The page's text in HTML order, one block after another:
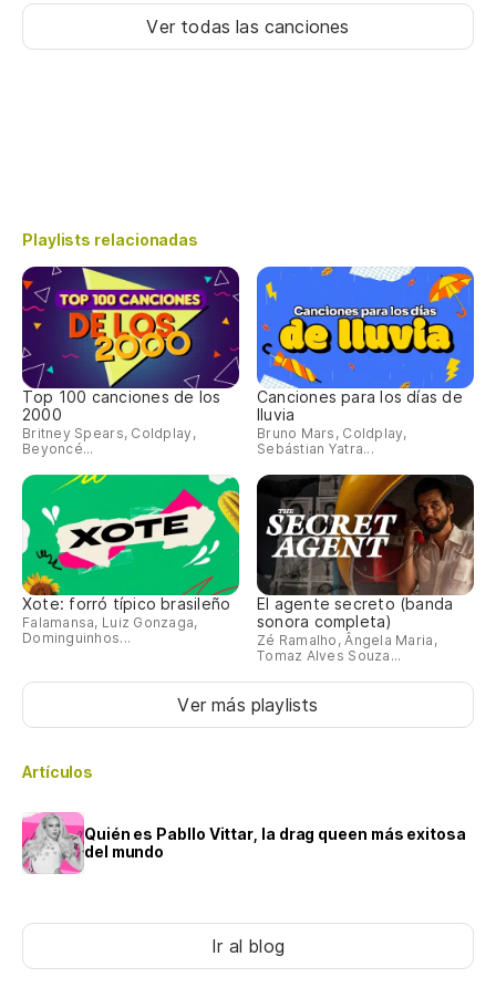
Ver todas las canciones
Playlists relacionadas
Top 100 canciones de los
2000
Britney Spears, Coldplay,
Beyoncé...
Canciones para los días de
lluvia
Bruno Mars, Coldplay,
Sebástian Yatra...
Xote: forró típico brasileño
Falamansa, Luiz Gonzaga,
Dominguinhos...
El agente secreto (banda
sonora completa)
Zé Ramalho, Ângela Maria,
Tomaz Alves Souza...
Ver más playlists
Artículos
Quién es Pabllo Vittar, la drag queen más exitosa
del mundo
Ir al blog